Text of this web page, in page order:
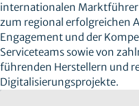
internationalen Marktführer
zum regional erfolgreichen
Engagement und der
Serviceteams sowie von
führenden Herstellern und
Digitalisierungsprojekte.